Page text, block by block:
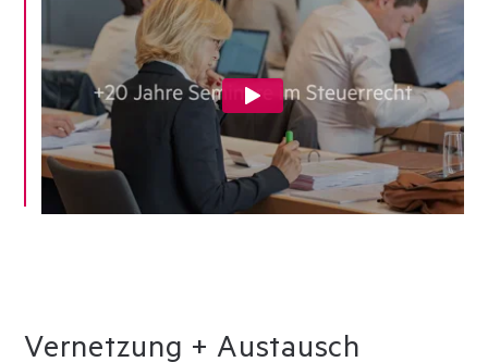
Vernetzung + Austausch